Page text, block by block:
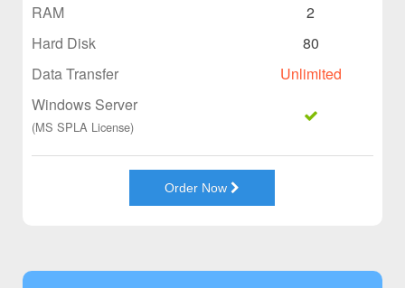
RAM
2
Hard Disk
80
Data Transfer
Unlimited
Windows Server
(MS SPLA License)
Order Now